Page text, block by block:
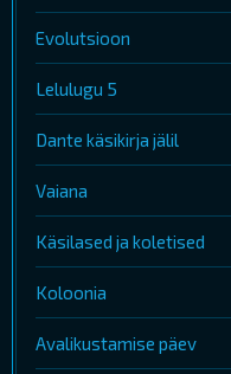
Evolutsioon
Lelulugu 5
Dante käsikirja jälil
Vaiana
Käsilased ja koletised
Koloonia
Avalikustamise päev